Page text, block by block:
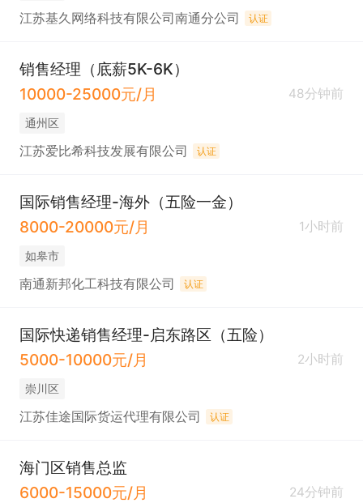
江苏基久网络科技有限公司南通分公司 认证
销售经理（底薪5K-6K）
10000-25000元/月
48分钟前
通州区
江苏爱比希科技发展有限公司 认证
国际销售经理-海外（五险一金）
8000-20000元/月
1小时前
如皋市
南通新邦化工科技有限公司 认证
国际快递销售经理-启东路区（五险）
5000-10000元/月
2小时前
崇川区
江苏佳途国际货运代理有限公司 认证
海门区销售总监
6000-15000元/月
24分钟前